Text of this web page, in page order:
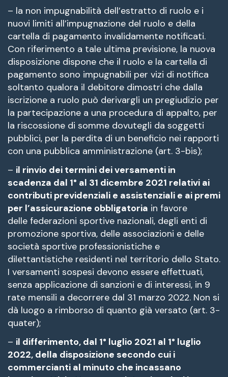
– la non impugnabilità dell’estratto di ruolo e i
nuovi limiti all’impugnazione del ruolo e della
cartella di pagamento invalidamente notificati.
Con riferimento a tale ultima previsione, la nuova
disposizione dispone che il ruolo e la cartella di
pagamento sono impugnabili per vizi di notifica
soltanto qualora il debitore dimostri che dalla
iscrizione a ruolo può derivargli un pregiudizio per
la partecipazione a una procedura di appalto, per
la riscossione di somme dovutegli da soggetti
pubblici, per la perdita di un beneficio nei rapporti
con una pubblica amministrazione (art. 3-bis);
– il rinvio dei termini dei versamenti in
scadenza dal 1° al 31 dicembre 2021 relativi ai
contributi previdenziali e assistenziali e ai premi
per l’assicurazione obbligatoria in favore
delle federazioni sportive nazionali, degli enti di
promozione sportiva, delle associazioni e delle
società sportive professionistiche e
dilettantistiche residenti nel territorio dello Stato.
I versamenti sospesi devono essere effettuati,
senza applicazione di sanzioni e di interessi, in 9
rate mensili a decorrere dal 31 marzo 2022. Non si
dà luogo a rimborso di quanto già versato (art. 3-
quater);
– il differimento, dal 1° luglio 2021 al 1° luglio
2022, della disposizione secondo cui i
commercianti al minuto che incassano